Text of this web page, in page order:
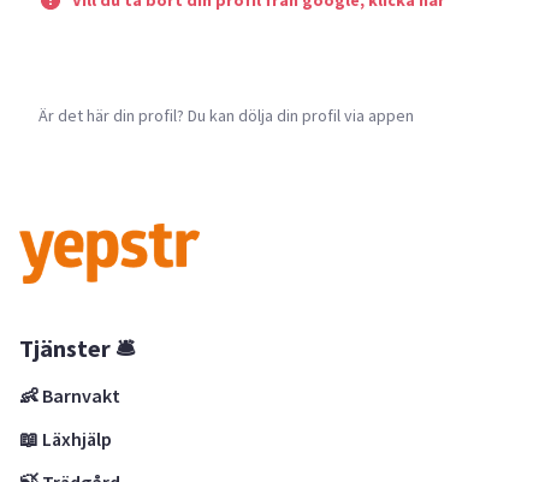
Är det här din profil? Du kan dölja din profil via appen
Tjänster 🛎
👶 Barnvakt
📖 Läxhjälp